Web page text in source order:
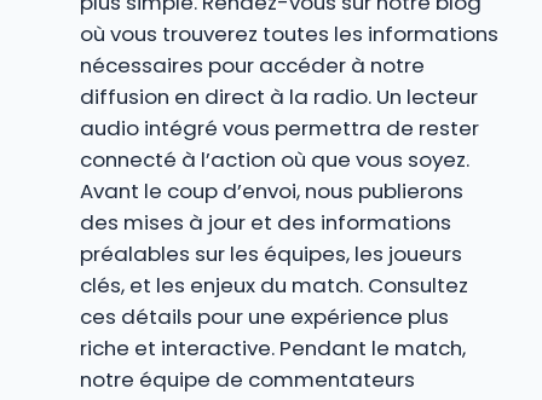
où vous trouverez toutes les informations
nécessaires pour accéder à notre
diffusion en direct à la radio. Un lecteur
audio intégré vous permettra de rester
connecté à l’action où que vous soyez.
Avant le coup d’envoi, nous publierons
des mises à jour et des informations
préalables sur les équipes, les joueurs
clés, et les enjeux du match. Consultez
ces détails pour une expérience plus
riche et interactive. Pendant le match,
notre équipe de commentateurs